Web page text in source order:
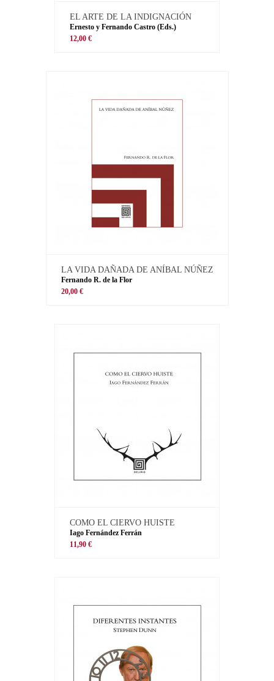
EL ARTE DE LA INDIGNACIÓN
Ernesto y Fernando Castro (Eds.)
12,00 €
LA VIDA DAÑADA DE ANÍBAL NÚÑEZ
Fernando R. de la Flor
20,00 €
COMO EL CIERVO HUISTE
Iago Fernández Ferrán
11,90 €